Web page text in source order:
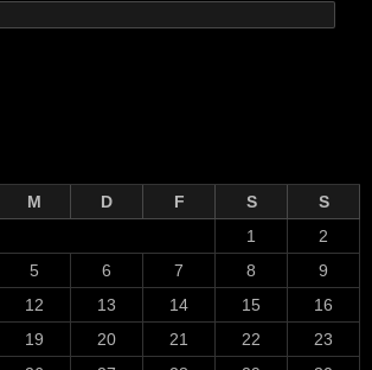
M D F S
S
1
2
5 6 7 8
9
12 13 14 15
16
19 20 21 22
23